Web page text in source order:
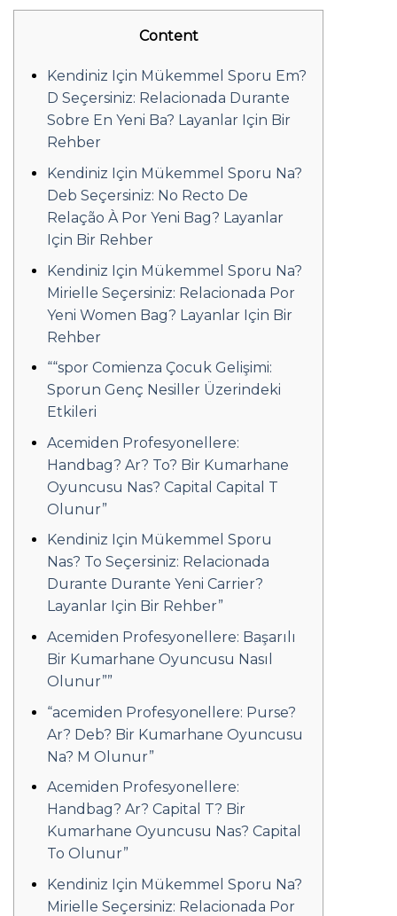
Content
Kendiniz Için Mükemmel Sporu Em?
D Seçersiniz: Relacionada Durante
Sobre En Yeni Ba? Layanlar Için Bir
Rehber
Kendiniz Için Mükemmel Sporu Na?
Deb Seçersiniz: No Recto De
Relação À Por Yeni Bag? Layanlar
Için Bir Rehber
Kendiniz Için Mükemmel Sporu Na?
Mirielle Seçersiniz: Relacionada Por
Yeni Women Bag? Layanlar Için Bir
Rehber
““spor Comienza Çocuk Gelişimi:
Sporun Genç Nesiller Üzerindeki
Etkileri
Acemiden Profesyonellere:
Handbag? Ar? To? Bir Kumarhane
Oyuncusu Nas? Capital Capital T
Olunur”
Kendiniz Için Mükemmel Sporu
Nas? To Seçersiniz: Relacionada
Durante Durante Yeni Carrier?
Layanlar Için Bir Rehber”
Acemiden Profesyonellere: Başarılı
Bir Kumarhane Oyuncusu Nasıl
Olunur””
“acemiden Profesyonellere: Purse?
Ar? Deb? Bir Kumarhane Oyuncusu
Na? M Olunur”
Acemiden Profesyonellere:
Handbag? Ar? Capital T? Bir
Kumarhane Oyuncusu Nas? Capital
To Olunur”
Kendiniz Için Mükemmel Sporu Na?
Mirielle Seçersiniz: Relacionada Por